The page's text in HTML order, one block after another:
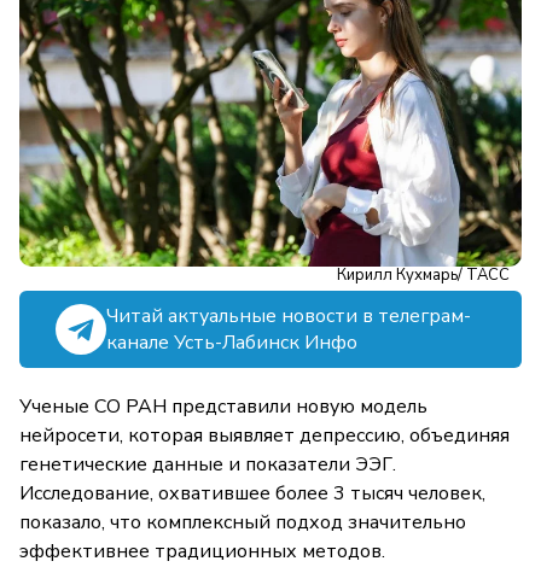
Кирилл Кухмарь/ ТАСС
Читай актуальные новости в телеграм-
канале Усть-Лабинск Инфо
Ученые СО РАН представили новую модель
нейросети, которая выявляет депрессию, объединяя
генетические данные и показатели ЭЭГ.
Исследование, охватившее более 3 тысяч человек,
показало, что комплексный подход значительно
эффективнее традиционных методов.